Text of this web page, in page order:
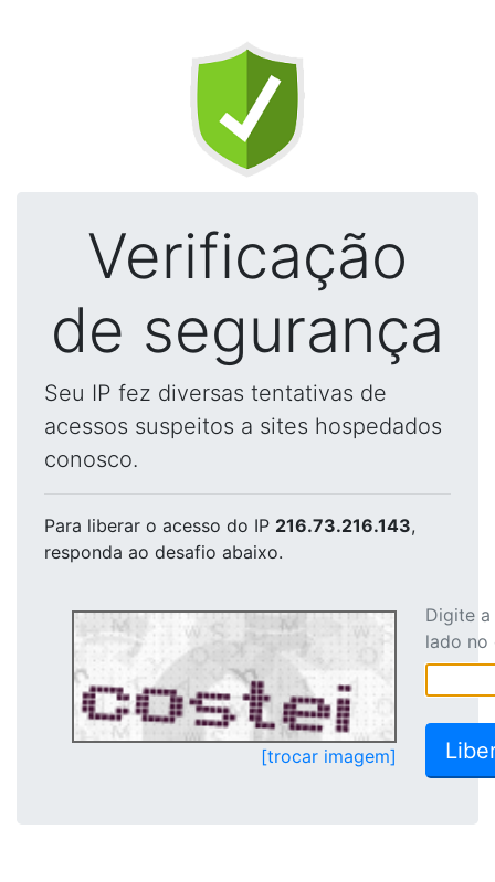
Verificação
de segurança
Seu IP fez diversas tentativas de
acessos suspeitos a sites hospedados
conosco.
Para liberar o acesso do IP 216.73.216.143,
responda ao desafio abaixo.
[trocar imagem]
Digite
lado no